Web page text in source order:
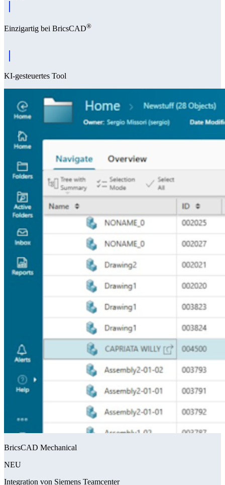
Einzigartig bei BricsCAD®
KI-gesteuertes Tool
BricsCAD Mechanical
NEU
Integration von Siemens Teamcenter